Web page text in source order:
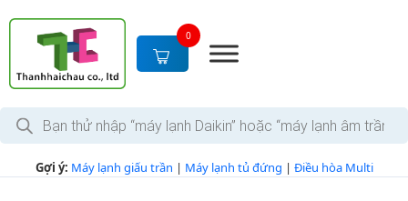
c
0
T
m
i Gợi ý: Máy lạnh giấu trần | Máy lạnh tủ đứng | Điều hòa Multi